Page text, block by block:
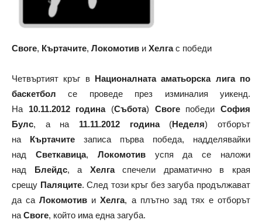
Своге, Къртачите, Локомотив и Хелгас победи
Четвъртият кръг в Националната аматьорска лига по
баскетбол се проведе през изминалия уикенд.
На 10.11.2012 година(Събота) СвогепобедиСофия
Булс, а на 11.11.2012 година (Неделя) отборът
на Къртачите записа първа победа, надделявайки
над Светкавица, Локомотивуспя да се наложи
над Блейдс, а Хелгаспечели драматично в края
срещу Паляците. След този кръг без загуба продължават
да саЛокомотив иХелга, а плътно зад тях е отборът
на Своге, който има една загуба.